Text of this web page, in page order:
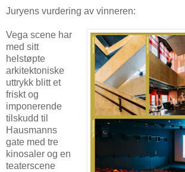
Juryens vurdering av vinneren:
Vega scene har
med sitt
helstøpte
arkitektoniske
uttrykk blitt et
friskt og
imponerende
tilskudd til
Hausmanns
gate med tre
kinosaler og en
teaterscene